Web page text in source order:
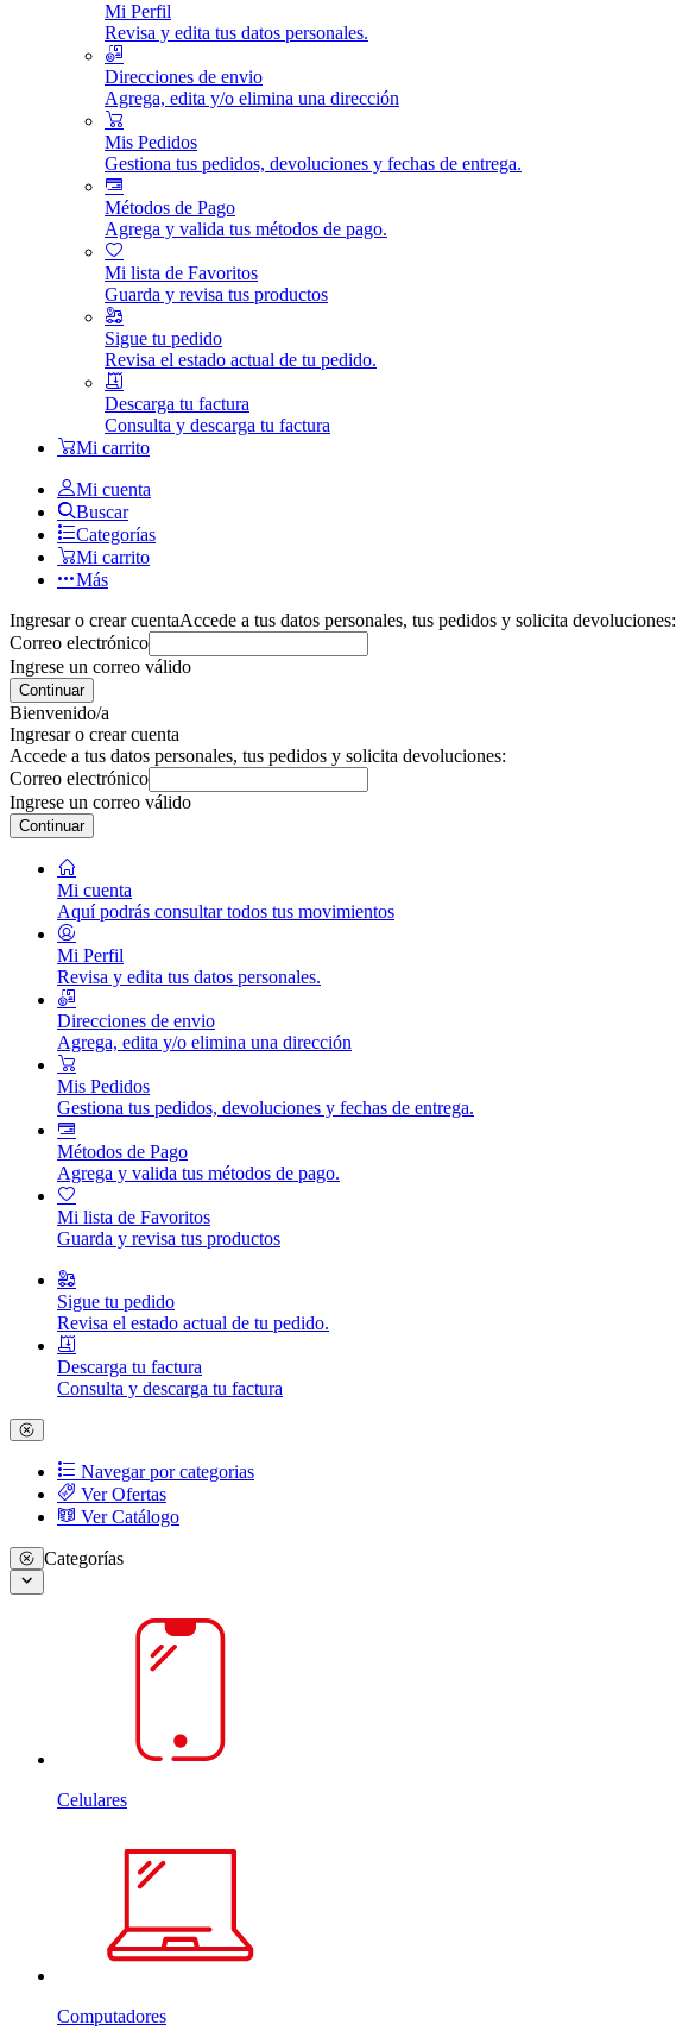
Mi Perfil
Revisa y edita tus datos personales.
Direcciones de envio
Agrega, edita y/o elimina una dirección
Mis Pedidos
Gestiona tus pedidos, devoluciones y fechas de entrega.
Métodos de Pago
Agrega y valida tus métodos de pago.
Mi lista de Favoritos
Guarda y revisa tus productos
Sigue tu pedido
Revisa el estado actual de tu pedido.
Descarga tu factura
Consulta y descarga tu factura
Mi carrito
Mi cuenta
Buscar
Categorías
Mi carrito
Más
Ingresar o crear cuentaAccede a tus datos personales, tus pedidos y solicita devoluciones:
Correo electrónico
Ingrese un correo válido
Continuar
Bienvenido/a
Ingresar o crear cuenta
Accede a tus datos personales, tus pedidos y solicita devoluciones:
Correo electrónico
Ingrese un correo válido
Continuar
Mi cuenta
Aquí podrás consultar todos tus movimientos
Mi Perfil
Revisa y edita tus datos personales.
Direcciones de envio
Agrega, edita y/o elimina una dirección
Mis Pedidos
Gestiona tus pedidos, devoluciones y fechas de entrega.
Métodos de Pago
Agrega y valida tus métodos de pago.
Mi lista de Favoritos
Guarda y revisa tus productos
Sigue tu pedido
Revisa el estado actual de tu pedido.
Descarga tu factura
Consulta y descarga tu factura
Navegar por categorias
Ver Ofertas
Ver Catálogo
Categorías
Celulares
Computadores